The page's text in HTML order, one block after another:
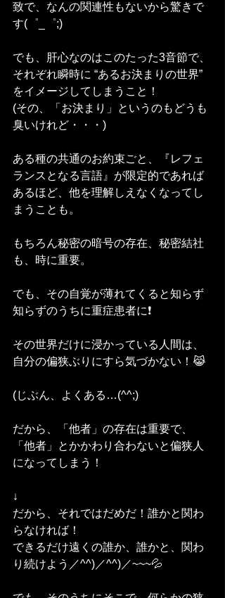
致で、なんの関連性もないから驚きで
す(゜_゜;)
でも、肝心なのはこのたった3音節で、
それぞれ瞬時に “あるお決まりの世界”
をイメージしてしまうこと！
(その、「お決まり」というのもどうも
臭いけれど・・・)
ある種の共通のお約束ごと、『レフェ
ランスとなる言語』が限定的であれば
あるほど、他を理解しえなくなってし
まうことも。
もちろん秘密の暗号の存在、秘密結社
も、時に重要。
でも、その自覚が薄れてくると知らず
知らずのうちに重症患者に❗
その世界だけに浸かっている人間は、
自分の偏狭ぶりにすら気づかない！😹
(じぶん、よくある…(^^;)
だから、「他者」の存在は重要で、
「他者」とかかわり合わないと偏狭人
になってしまう！
↓
だから、それではだめだ！誰かと関わ
らなければ！
できるだけ遠くの誰か、誰かと、関わ
り続けよう／^^)／^^)／~~~💦